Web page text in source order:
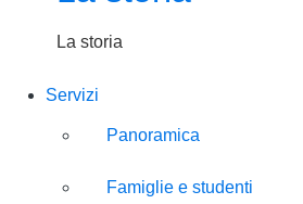
La storia
Servizi
Panoramica
Famiglie e studenti